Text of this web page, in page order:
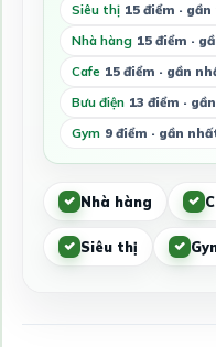
Siêu thị 15 điểm ·
Nhà hàng 15 điểm ·
Cafe 15 điểm · gần
Bưu điện 13 điểm ·
Gym 9 điểm · gần
Nhà hàng
Siêu thị